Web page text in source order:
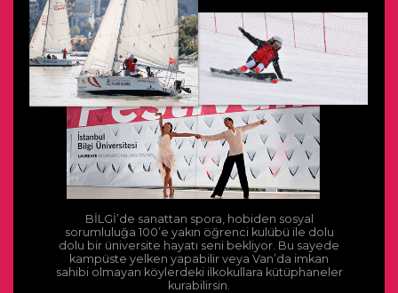
BİLGİ’de sanattan spora, hobiden sosyal
sorumluluğa 100’e yakın öğrenci kulübü ile dolu
dolu bir üniversite hayatı seni bekliyor. Bu sayede
kampüste yelken yapabilir veya Van’da imkan
sahibi olmayan köylerdeki ilkokullara kütüphaneler
kurabilirsin.